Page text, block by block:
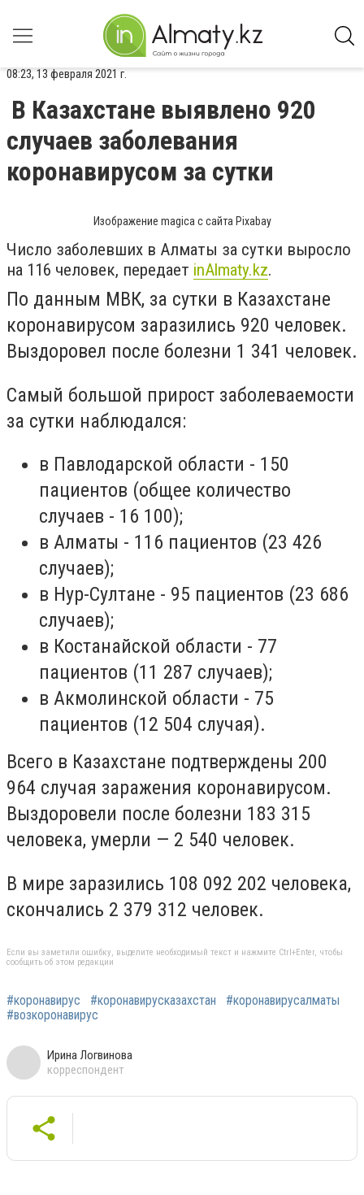
08:23, 13 февраля 2021 г.
В Казахстане выявлено 920
случаев заболевания
коронавирусом за сутки
Изображение magica с сайта Pixabay
Число заболевших в Алматы за сутки выросло
на 116 человек, передает inAlmaty.kz.
По данным МВК, за сутки в Казахстане
коронавирусом заразились 920 человек.
Выздоровел после болезни 1 341 человек.
Самый большой прирост заболеваемости
за сутки наблюдался:
в Павлодарской области - 150
пациентов (общее количество
случаев - 16 100);
в Алматы - 116 пациентов (23 426
случаев);
в Нур-Султане - 95 пациентов (23 686
случаев);
в Костанайской области - 77
пациентов (11 287 случаев);
в Акмолинской области - 75
пациентов (12 504 случая).
Всего в Казахстане подтверждены 200
964 случая заражения коронавирусом.
Выздоровели после болезни 183 315
человека, умерли — 2 540 человек.
В мире заразились 108 092 202 человека,
скончались 2 379 312 человек.
Если вы заметили ошибку, выделите необходимый текст и нажмите Ctrl+Enter, чтобы
сообщить об этом редакции
#коронавирус #коронавирусказахстан
#коронавирусалматы
#возкоронавирус
Ирина Логвинова
корреспондент